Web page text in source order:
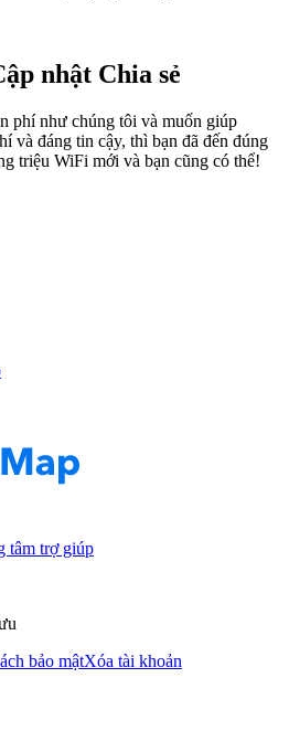
nhật Chia sẻ
phí như chúng tôi và muốn giúp
và đáng tin cậy, thì bạn đã đến đúng
triệu WiFi mới và bạn cũng có thể!
tâm trợ giúp
bảo mậtXóa tài khoản